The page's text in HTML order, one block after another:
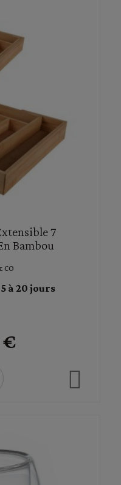
7
Bambou
co
à 20 jours
€